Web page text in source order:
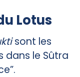
Lotus
sont les
dans le Sûtra